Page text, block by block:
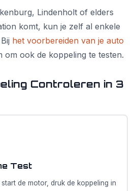
Lindenholt of elders
komt, kun je zelf al enkele
het voorbereiden van je auto
om ook de koppeling te testen.
Controleren in 3
Test
de motor, druk de koppeling in